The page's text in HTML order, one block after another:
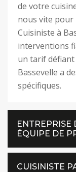
de votre
nous vite pour
Cuisiniste à
interventions
un tarif défiant
Bassevelle a
spécifiques.
ENTREPRISE
ÉQUIPE DE
CUISINISTE